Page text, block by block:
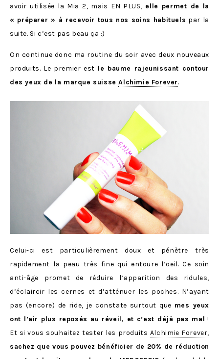
avoir utilisée la Mia 2, mais EN PLUS, elle permet de la
« préparer » à recevoir tous nos soins habituels par la
suite. Si c’est pas beau ça :)
On continue donc ma routine du soir avec deux nouveaux
produits. Le premier est le baume rajeunissant contour
des yeux de la marque suisseAlchimie Forever.
Celui-ci est particulièrement doux et pénètre très
rapidement la peau très fine qui entoure l’oeil. Ce soin
anti-âge promet de réduire l’apparition des ridules,
d’éclaircir les cernes et d’atténuer les poches. N’ayant
pas (encore) de ride, je constate surtout que mes yeux
ont l’air plus reposés au réveil, et c’est déjà pas mal !
Et si vous souhaitez tester les produits Alchimie Forever,
sachez que vous pouvez bénéficier de 20% de réduction